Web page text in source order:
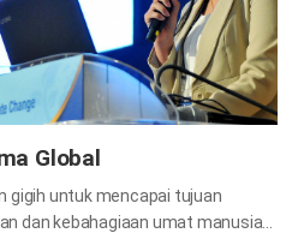
Global
gigih untuk mencapai tujuan
dan kebahagiaan umat manusia